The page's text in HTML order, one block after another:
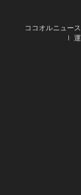
ココオルニュース